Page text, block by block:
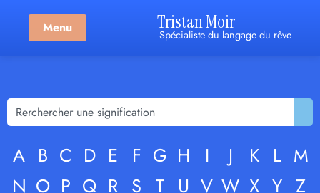
Menu Tristan Moir
Spécialiste du langage du rêve
A B C D E F G H I J K L M
N O P Q R S T U V W X Y Z